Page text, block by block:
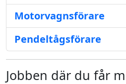
Motorvagnsförare
Pendeltågsförare
Jobben där du får